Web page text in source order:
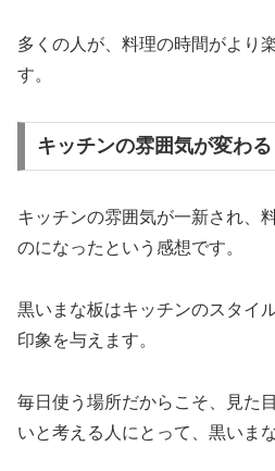
多くの人が、料理の時間がより
す。
キッチンの雰囲気が変わる
キッチンの雰囲気が一新され、
のになったという感想です。
黒いまな板はキッチンのスタイ
印象を与えます。
毎日使う場所だからこそ、見た
いと考える人にとって、黒いま